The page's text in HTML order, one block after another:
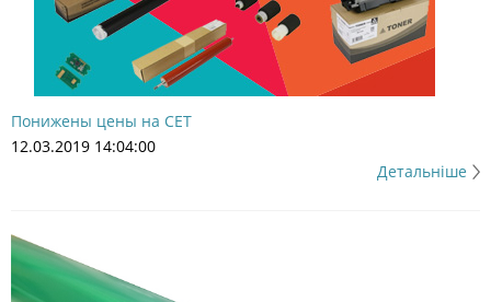
Понижены цены на CET
12.03.2019 14:04:00
Детальніше